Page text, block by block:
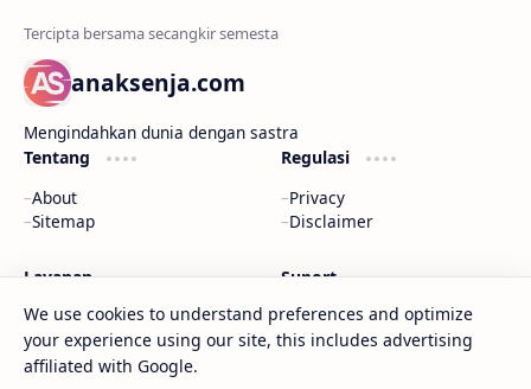
anaksenja.com
Mengindahkan dunia dengan sastra
Tentang
About
Sitemap
Regulasi
Privacy
Disclaimer
Layanan
Contact
Kirim Karyamu!
Suport
Dana
Saweria
We use cookies to understand preferences and optimize
your experience using our site, this includes advertising
affiliated with Google.